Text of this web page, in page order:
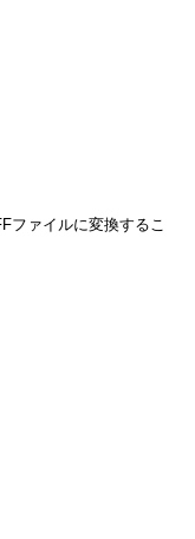
ファイルに変換するこ